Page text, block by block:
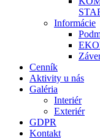
Informácie
Cenník
Aktivity u nás
Galéria
Interiér
Exteriér
GDPR
Kontakt